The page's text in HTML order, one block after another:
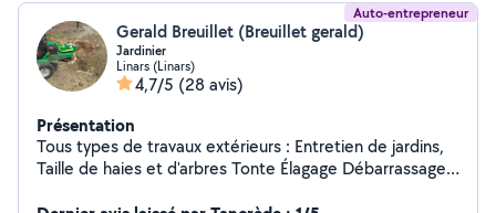
Auto-entrepreneur
Gerald Breuillet (Breuillet gerald)
Jardinier
Linars (Linars)
4,7/5 (28 avis)
Présentation
Tous types de travaux extérieurs : Entretien de jardins,
Taille de haies et d'arbres Tonte Élagage Débarrassage